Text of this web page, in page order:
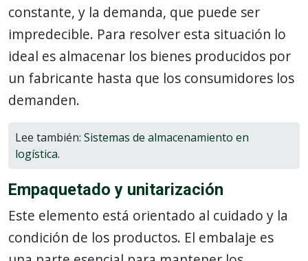
constante, y la demanda, que puede ser
impredecible. Para resolver esta situación lo
ideal es almacenar los bienes producidos por
un fabricante hasta que los consumidores los
demanden.
Lee también: Sistemas de almacenamiento en
logística.
Empaquetado y unitarización
Este elemento está orientado al cuidado y la
condición de los productos. El embalaje es